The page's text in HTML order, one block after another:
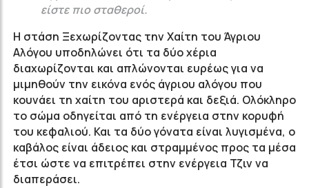
είστε πιο σταθεροί.
Η στάση Ξεχωρίζοντας την Χαίτη του Άγριου
Αλόγου υποδηλώνει ότι τα δύο χέρια
διαχωρίζονται και απλώνονται ευρέως για να
μιμηθούν την εικόνα ενός άγριου αλόγου που
κουνάει τη χαίτη του αριστερά και δεξιά. Ολόκληρο
το σώμα οδηγείται από τη ενέργεια στην κορυφή
του κεφαλιού. Και τα δύο γόνατα είναι λυγισμένα, ο
καβάλος είναι άδειος και στραμμένος προς τα μέσα
έτσι ώστε να επιτρέπει στην ενέργεια Τζιν να
διαπεράσει.